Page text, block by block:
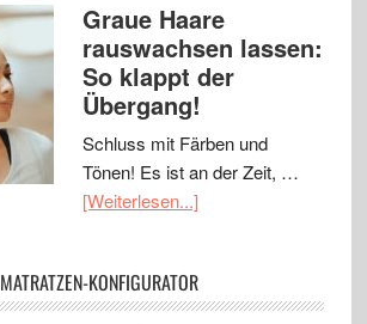
Graue Haare
rauswachsen lassen:
So klappt der
Übergang!
Schluss mit Färben und
Tönen! Es ist an der Zeit, …
[Weiterlesen...]
MATRATZEN-KONFIGURATOR